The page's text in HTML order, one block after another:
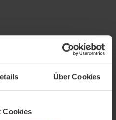
Über Cookies
Cookies